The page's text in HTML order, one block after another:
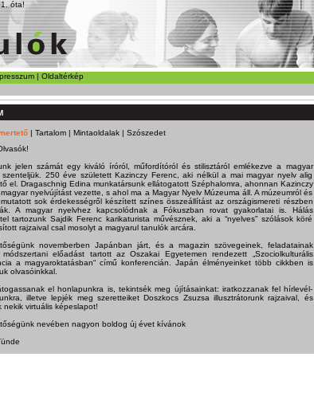
óta!
| Oldaltérkép
| Tartalom| Mintaoldalak| Szószedet
jelen számát egy kiváló íróról, műfordítóról és stilisztáról emlékezve a magyar
szenteljük. 250 éve született Kazinczy Ferenc, aki nélkül a mai magyar nyelv alig
el. Dragaschnig Edina munkatársunk ellátogatott Széphalomra, ahonnan Kazinczy
nyelvújítást vezette, s ahol ma a Magyar Nyelv Múzeuma áll. A múzeumról és
sok érdekességről készített színes összeállítást az országismereti részben
A magyar nyelvhez kapcsolódnak a Fókuszban rovat gyakorlatai is. Hálás
tartozunk Sajdik Ferenc karikaturista művésznek, aki a “nyelves” szólások köré
rajzaival csal mosolyt a magyarul tanulók arcára.
novemberben Japánban járt, és a magazin szövegeinek, feladatainak
módszertani előadást tartott az Oszakai Egyetemen rendezett „Szociolkulturális
a magyaroktatásban“ című konferencián. Japán élményeinket több cikkben is
olvasóinkkal.
el honlapunkra is, tekintsék meg újításainkat: iratkozzanak fel hírlevél-
illetve lepjék meg szeretteiket Doszkocs Zsuzsa illusztrátorunk rajzaival, és
nekik virtuális képeslapot!
nevében nagyon boldog új évet kívánok